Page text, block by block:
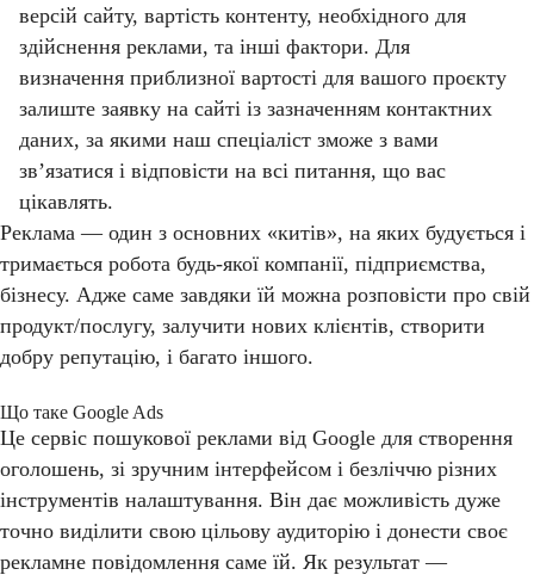
версій сайту, вартість контенту, необхідного для
здійснення реклами, та інші фактори. Для
визначення приблизної вартості для вашого проєкту
залиште заявку на сайті із зазначенням контактних
даних, за якими наш спеціаліст зможе з вами
зв’язатися і відповісти на всі питання, що вас
цікавлять.
Реклама — один з основних «китів», на яких будується і
тримається робота будь-якої компанії, підприємства,
бізнесу. Адже саме завдяки їй можна розповісти про свій
продукт/послугу, залучити нових клієнтів, створити
добру репутацію, і багато іншого.
Що таке Google Ads
Це сервіс пошукової реклами від Google для створення
оголошень, зі зручним інтерфейсом і безліччю різних
інструментів налаштування. Він дає можливість дуже
точно виділити свою цільову аудиторію і донести своє
рекламне повідомлення саме їй. Як результат —